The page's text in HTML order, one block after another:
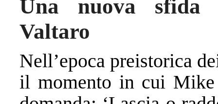
Una nuova sfida
Valtaro
Nell’epoca preistorica
il momento in cui